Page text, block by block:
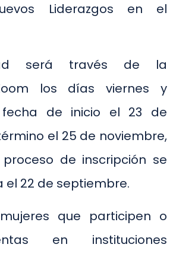
Liderazgos en el
será través de la
los días viernes y
de inicio el 23 de
el 25 de noviembre,
de inscripción se
el 22 de septiembre.
que participen o
en instituciones